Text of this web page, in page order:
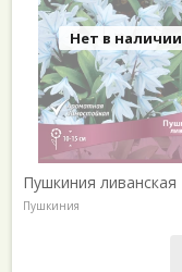
Нет в наличии
Пушкиния ливанская
Пушкиния